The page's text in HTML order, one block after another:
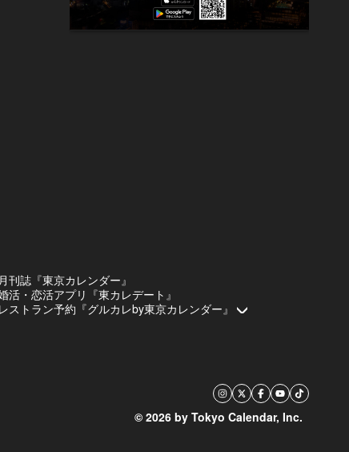
月刊誌『東京カレンダー』
活・恋活アプリ『東カレデート』
レストラン予約『グルカレby東京カレンダー』
© 2026 by Tokyo Calendar, Inc.